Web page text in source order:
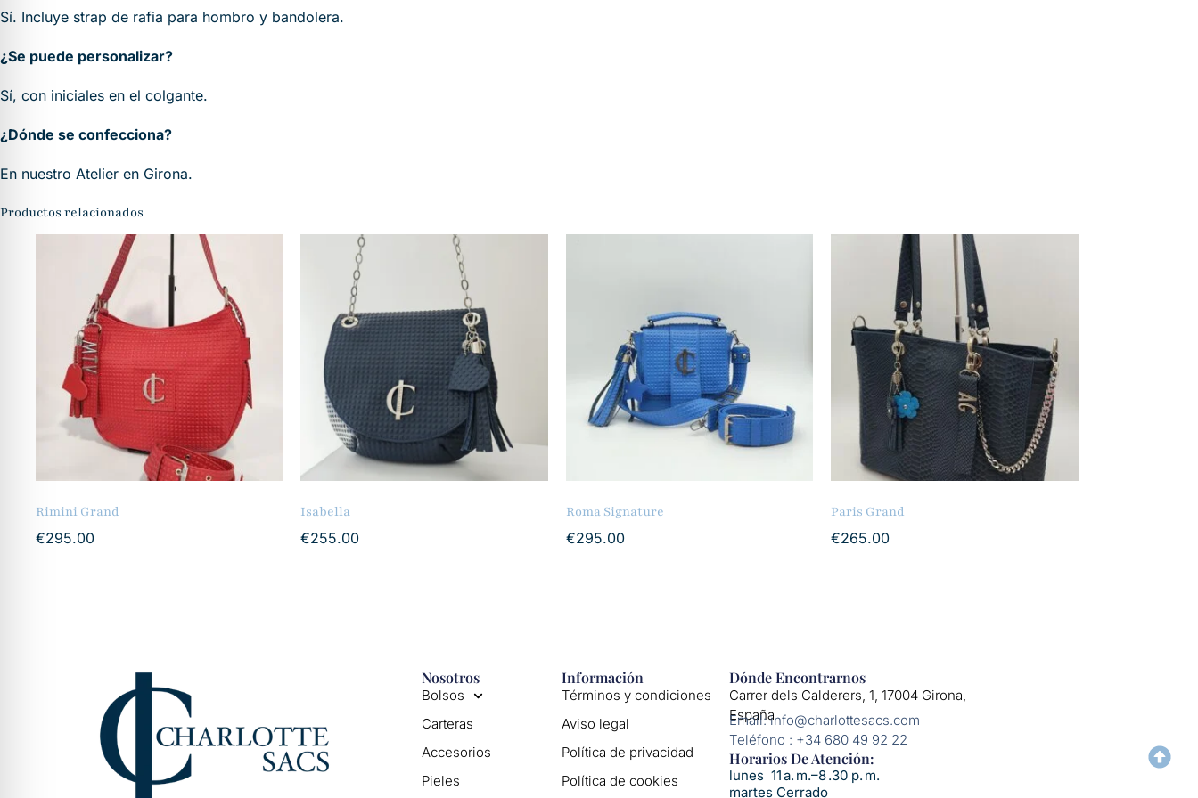
Sí. Incluye strap de rafia para hombro y bandolera.
¿Se puede personalizar?
Sí, con iniciales en el colgante.
¿Dónde se confecciona?
En nuestro Atelier en Girona.
Productos relacionados
Rimini Grand
€295.00
Isabella
€255.00
Roma Signature
€295.00
Paris Grand
€265.00
Nosotros
Bolsos
Carteras
Accesorios
Pieles
Información
Términos y condiciones
Aviso legal
Política de privacidad
Política de cookies
Dónde Encontrarnos
Carrer dels Calderers, 1, 17004 Girona,
España
Email: info@charlottesacs.com
Teléfono : +34 680 49 92 22
Horarios De Atención:​
lunes 11 a. m.–8 .30 p. m.
martes Cerrado